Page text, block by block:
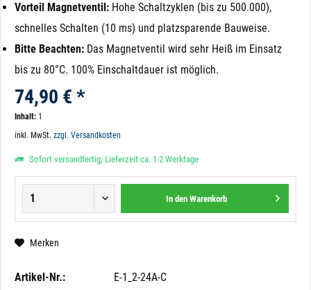
Vorteil Magnetventil: Hohe Schaltzyklen (bis zu 500.000),
schnelles Schalten (10 ms) und platzsparende Bauweise.
Bitte Beachten: Das Magnetventil wird sehr Heiß im Einsatz
bis zu 80°C. 100% Einschaltdauer ist möglich.
74,90 € *
Inhalt: 1
inkl. MwSt. zzgl. Versandkosten
Sofort versandfertig, Lieferzeit ca. 1-2 Werktage
In den Warenkorb
Merken
Artikel-Nr.: E-1_2-24A-C